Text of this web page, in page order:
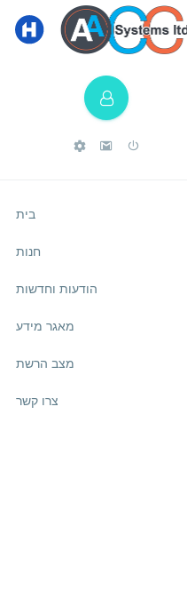
בית
חנות
הודעות וחדשות
מאגר מידע
מצב הרשת
צרו קשר